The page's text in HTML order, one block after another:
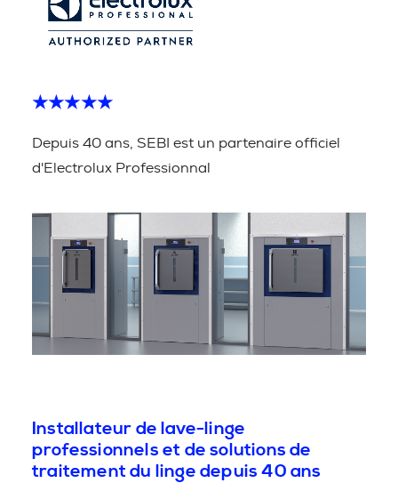
★★★★★
Depuis 40 ans, SEBI est un partenaire officiel
d'Electrolux Professionnal
Installateur de lave-linge
professionnels et de solutions de
traitement du linge depuis 40 ans